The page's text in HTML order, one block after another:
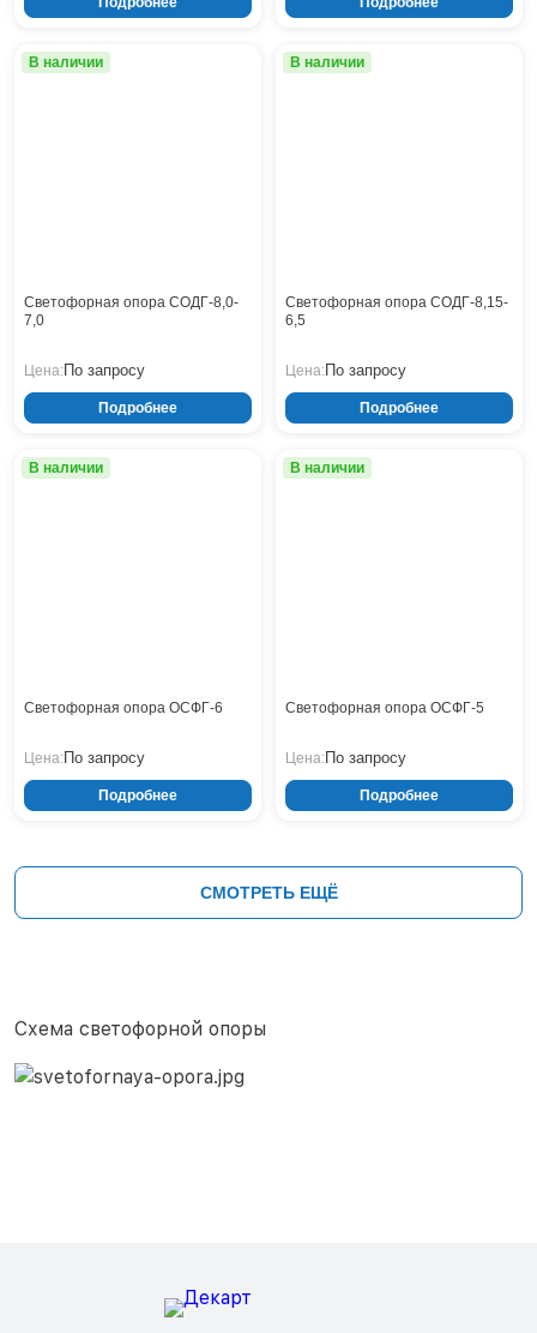
В наличии
Светофорная опора СОДГ-8,0-
7,0
Цена:По запросу
Подробнее
В наличии
Светофорная опора СОДГ-8,15-
6,5
Цена:По запросу
Подробнее
В наличии
Светофорная опора ОСФГ-6
Цена:По запросу
Подробнее
В наличии
Светофорная опора ОСФГ-5
Цена:По запросу
Подробнее
СМОТРЕТЬ ЕЩЁ
Схема светофорной опоры